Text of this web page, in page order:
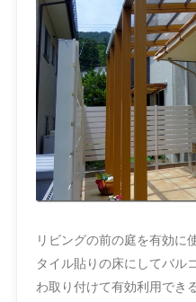
リビングの前の庭を有効に
タイル貼りの床にしてバル
わ取り付けて有効利用でき